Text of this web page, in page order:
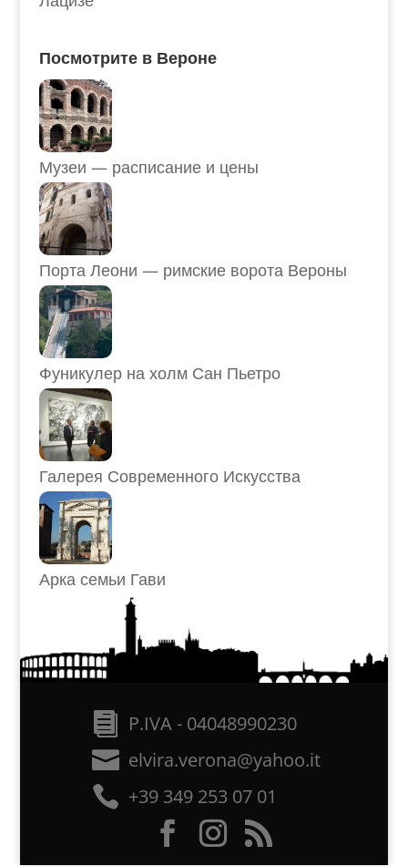
Посмотрите в Вероне
Музеи — расписание и цены
Порта Леони — римские ворота Вероны
Фуникулер на холм Сан Пьетро
Галерея Современного Искусства
Арка семьи Гави
P.IVA - 04048990230
elvira.verona@yahoo.it
+39 349 253 07 01